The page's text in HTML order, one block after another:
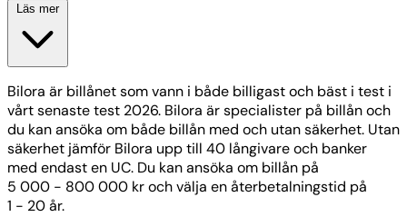
Läs mer
Bilora är billånet som vann i både billigast och bäst i test i
vårt senaste test 2026. Bilora är specialister på billån och
du kan ansöka om både billån med och utan säkerhet. Utan
säkerhet jämför Bilora upp till 40 långivare och banker
med endast en UC. Du kan ansöka om billån på
5 000 - 800 000 kr och välja en återbetalningstid på
1 - 20 år.